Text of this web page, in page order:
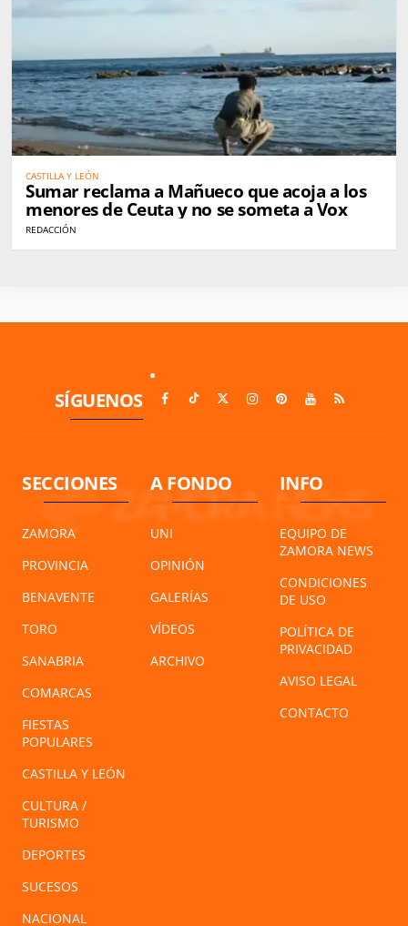
CASTILLA Y LEÓN
Sumar reclama a Mañueco que acoja a los
menores de Ceuta y no se someta a Vox
REDACCIÓN
SÍGUENOS
SECCIONES
ZAMORA
PROVINCIA
BENAVENTE
TORO
SANABRIA
COMARCAS
FIESTAS
POPULARES
CASTILLA Y LEÓN
CULTURA /
TURISMO
DEPORTES
SUCESOS
NACIONAL
A FONDO
UNI
OPINIÓN
GALERÍAS
VÍDEOS
ARCHIVO
INFO
EQUIPO DE
ZAMORA NEWS
CONDICIONES
DE USO
POLÍTICA DE
PRIVACIDAD
AVISO LEGAL
CONTACTO